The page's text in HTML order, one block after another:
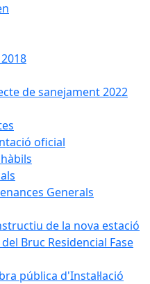
de sanejament 2022
oficial
Generals
de la nova estació
Bruc Residencial Fase
pública d'Instal·lació